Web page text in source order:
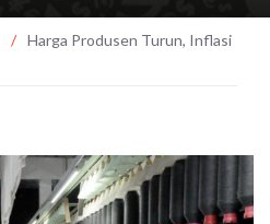
/ Harga Produsen Turun, Inflasi